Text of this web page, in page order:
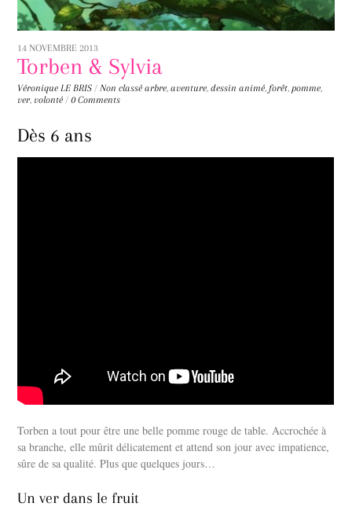
14 NOVEMBRE 2013
Torben & Sylvia
Véronique LE BRIS / Non classé arbre,aventure,dessin animé, forêt, pomme,
ver,volonté / 0 Comments
Dès 6 ans
Torben a tout pour être une belle pomme rouge de table. Accrochée à
sa branche, elle mûrit délicatement et attend son jour avec impatience,
sûre de sa qualité. Plus que quelques jours…
Un ver dans le fruit